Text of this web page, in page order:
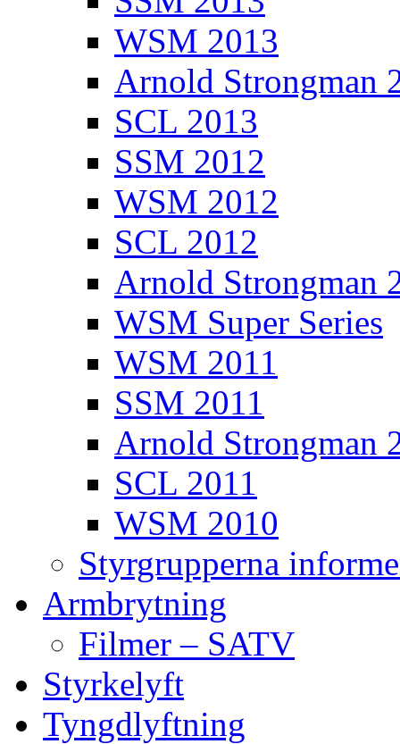
WSM 2013
Arnold Strongman
SCL 2013
SSM 2012
WSM 2012
SCL 2012
Arnold Strongman
WSM Super Series
WSM 2011
SSM 2011
Arnold Strongman
SCL 2011
WSM 2010
Styrgrupperna
Armbrytning
Filmer – SATV
Styrkelyft
Tyngdlyftning